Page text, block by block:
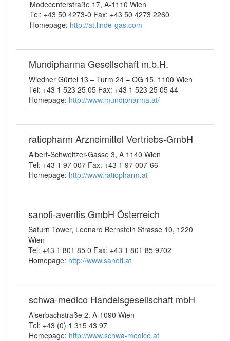
Modecenterstraße 17, A-1110 Wien
Tel: +43 50 4273-0 Fax: +43 50 4273 2260
Homepage: http://at.linde-gas.com
Mundipharma Gesellschaft m.b.H.
Wiedner Gürtel 13 – Turm 24 – OG 15, 1100 Wien
Tel: +43 1 523 25 05 Fax: +43 1 523 25 05 44
Homepage: http://www.mundipharma.at/
ratiopharm Arzneimittel Vertriebs-GmbH
Albert-Schweitzer-Gasse 3, A 1140 Wien
Tel: +43 1 97 007 Fax: +43 1 97 007-66
Homepage: http://www.ratiopharm.at
sanofi-aventis GmbH Österreich
Saturn Tower, Leonard Bernstein Strasse 10, 1220
Wien
Tel: +43 1 801 85 0 Fax: +43 1 801 85 9702
Homepage: http://www.sanofi.at
schwa-medico Handelsgesellschaft mbH
Alserbachstraße 2. A-1090 Wien
Tel: +43 (0) 1 315 43 97
Homepage: http://www.schwa-medico.at